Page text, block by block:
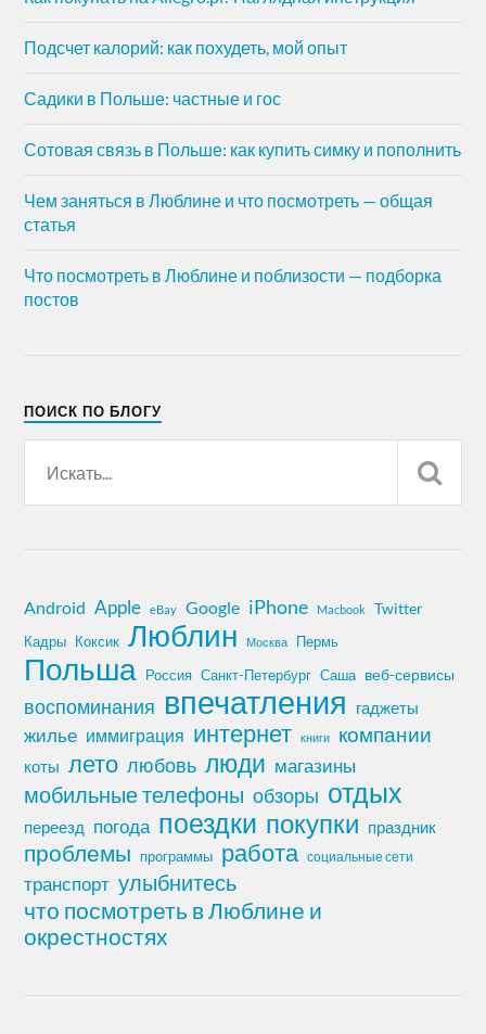
Подсчет калорий: как похудеть, мой опыт
Садики в Польше: частные и гос
Сотовая связь в Польше: как купить симку и пополнить
Чем заняться в Люблине и что посмотреть — общая
статья
Что посмотреть в Люблине и поблизости — подборка
постов
ПОИСК ПО БЛОГУ
Android Apple eBay Google iPhone Macbook Twitter
Кадры Коксик Люблин Москва Пермь
Польша Россия Санкт-Петербург Саша веб-сервисы
воспоминания впечатления гаджеты
жилье иммиграция интернет книги компании
коты лето любовь люди магазины
мобильные телефоны обзоры отдых
переезд погода поездки покупки праздник
проблемы программы работа социальные сети
транспорт улыбнитесь
что посмотреть в Люблине и
окрестностях